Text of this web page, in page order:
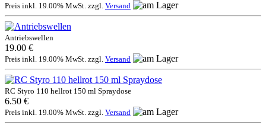
Preis inkl. 19.00% MwSt. zzgl. Versand
Antriebswellen
19.00 €
Preis inkl. 19.00% MwSt. zzgl. Versand
RC Styro 110 hellrot 150 ml Spraydose
6.50 €
Preis inkl. 19.00% MwSt. zzgl. Versand